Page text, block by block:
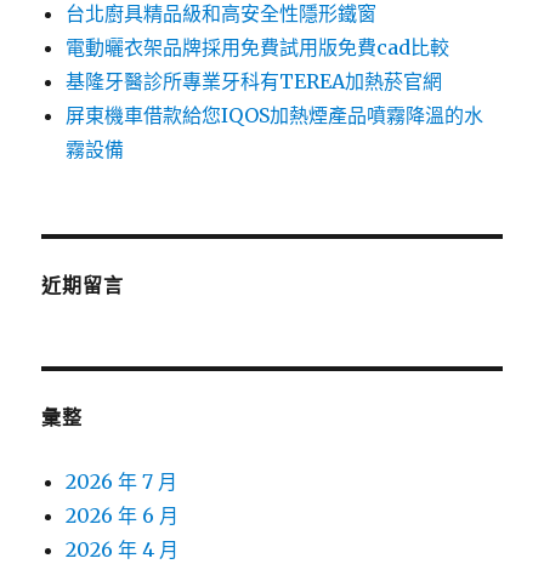
台北廚具精品級和高安全性隱形鐵窗
電動曬衣架品牌採用免費試用版免費cad比較
基隆牙醫診所專業牙科有TEREA加熱菸官網
屏東機車借款給您IQOS加熱煙產品噴霧降溫的水
霧設備
近期留言
彙整
2026 年 7 月
2026 年 6 月
2026 年 4 月